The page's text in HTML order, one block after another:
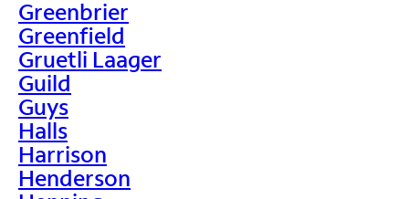
Greenbrier
Greenfield
Gruetli Laager
Guild
Guys
Halls
Harrison
Henderson